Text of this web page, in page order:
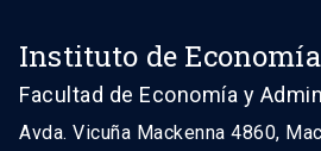
Instituto de Economía
Facultad de Economía y
Avda. Vicuña Mackenna 4860,